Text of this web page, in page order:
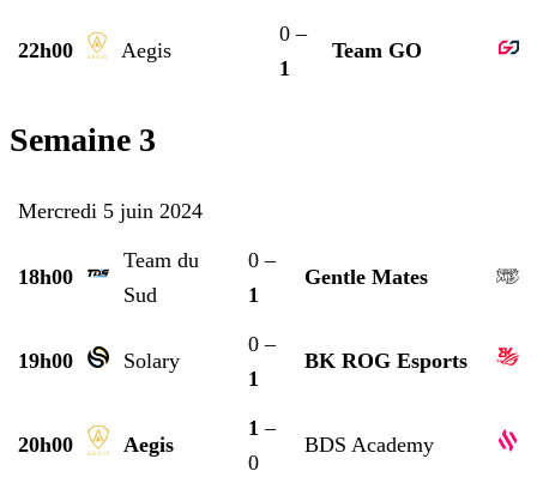
22h00 Aegis
0 –
1
Team GO
Semaine 3
Mercredi 5 juin 2024
18h00
Team du
Sud
0 –
1
Gentle Mates
19h00 Solary
0 –
1
BK ROG Esports
20h00 Aegis
1 –
0
BDS Academy